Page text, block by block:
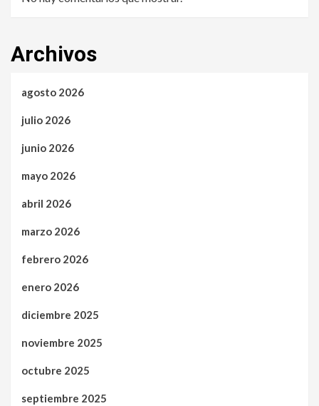
Archivos
agosto 2026
julio 2026
junio 2026
mayo 2026
abril 2026
marzo 2026
febrero 2026
enero 2026
diciembre 2025
noviembre 2025
octubre 2025
septiembre 2025